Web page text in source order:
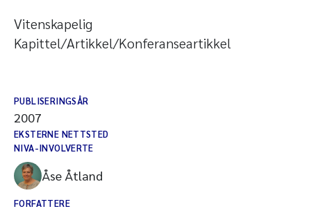
Vitenskapelig
Kapittel/Artikkel/Konferanseartikkel
PUBLISERINGSÅR
2007
EKSTERNE NETTSTED
NIVA-INVOLVERTE
Åse Åtland
FORFATTERE